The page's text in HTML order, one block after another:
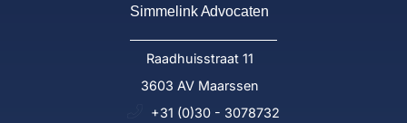
Simmelink Advocaten
Raadhuisstraat 11
3603 AV Maarssen
+31 (0)30 - 3078732